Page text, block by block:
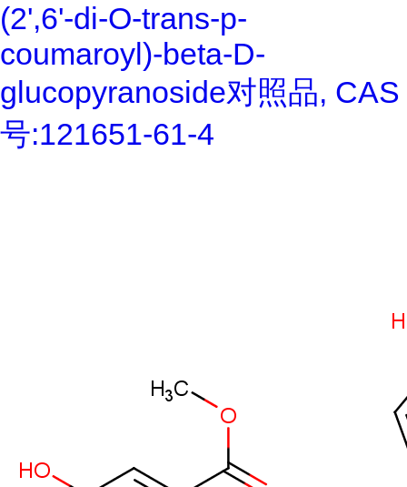
(2',6'-di-O-trans-p-
coumaroyl)-beta-D-
glucopyranoside对照品, CAS
号:121651-61-4